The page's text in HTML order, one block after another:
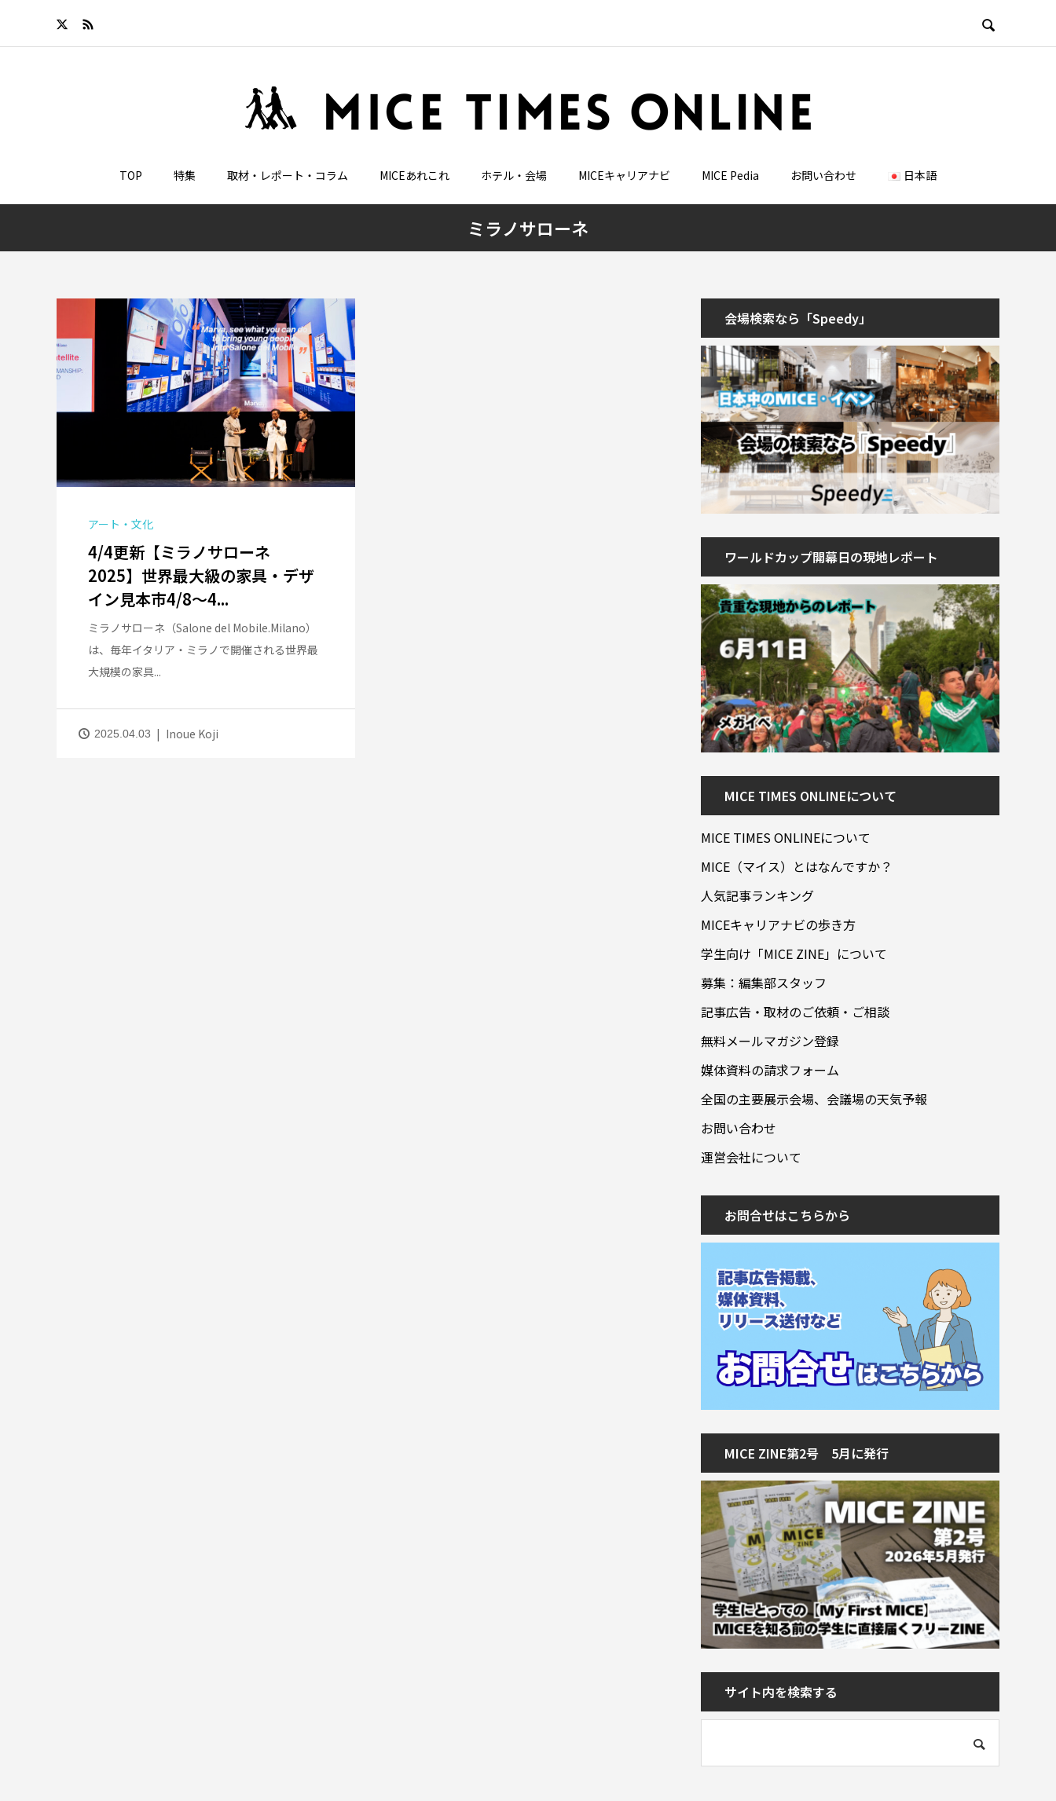

TOP 特集 取材・レポート・コラム MICEあれこれ ホテル・会場 MICEキャリアナビ MICE Pedia お問い合わせ 日本語
ミラノサローネ
アート・文化
4/4更新【ミラノサローネ
2025】世界最大級の家具・デザ
イン見本市4/8～4...
ミラノサローネ（Salone del Mobile.Milano）
は、毎年イタリア・ミラノで開催される世界最
大規模の家具...
2025.04.03 Inoue Koji
会場検索なら「Speedy」
ワールドカップ開幕日の現地レポート
MICE TIMES ONLINEについて
MICE TIMES ONLINEについて
MICE（マイス）とはなんですか？
人気記事ランキング
MICEキャリアナビの歩き方
学生向け「MICE ZINE」について
募集：編集部スタッフ
記事広告・取材のご依頼・ご相談
無料メールマガジン登録
媒体資料の請求フォーム
全国の主要展示会場、会議場の天気予報
お問い合わせ
運営会社について
お問合せはこちらから
MICE ZINE第2号 5月に発行
サイト内を検索する